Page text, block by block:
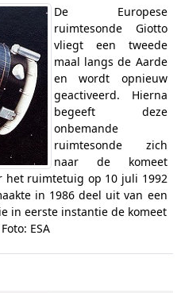
De Europese
ruimtesonde Giotto
vliegt een tweede
maal langs de Aarde
en wordt opnieuw
geactiveerd. Hierna
begeeft deze
onbemande
ruimtesonde zich
naar de komeet
het ruimtetuig op 10 juli 1992
in 1986 deel uit van een
in eerste instantie de komeet
ESA